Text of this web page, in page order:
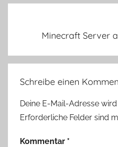
Minecraft Server
Schreibe einen
Deine E-Mail-Adresse
Erforderliche Felder sind
Kommentar *